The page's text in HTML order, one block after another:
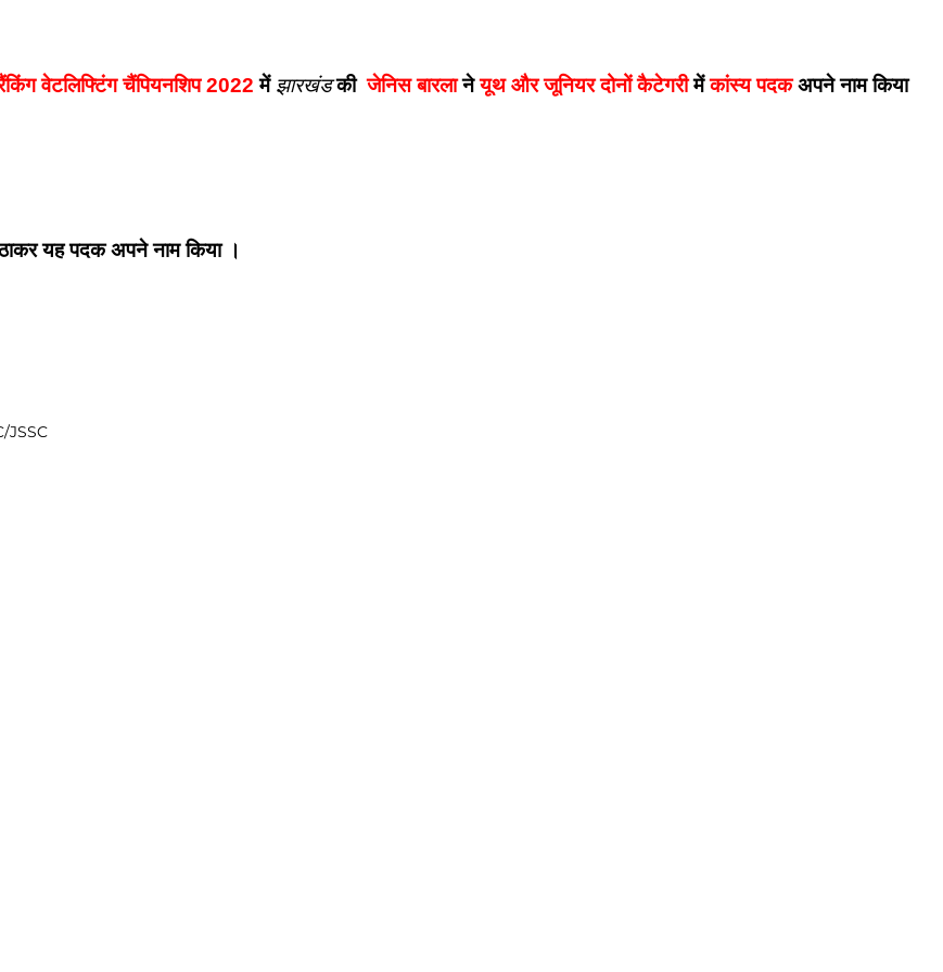
वेटलिफ्टिंग चैंपियनशिप 2022 में झारखंड की जेनिस बारला ने यूथ और जूनियर दोनों कैटेगरी में कांस्य पदक अपने नाम किया
यह पदक अपने नाम किया ।
JSSC